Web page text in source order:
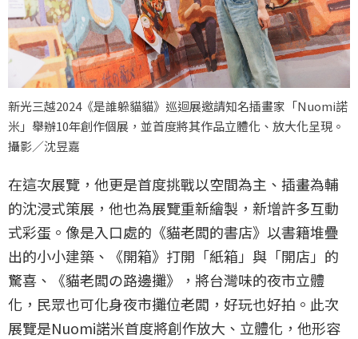
新光三越2024《是誰躲貓貓》巡迴展邀請知名插畫家「Nuomi諾
米」舉辦10年創作個展，並首度將其作品立體化、放大化呈現。
攝影／沈昱嘉
在這次展覽，他更是首度挑戰以空間為主、插畫為輔
的沈浸式策展，他也為展覽重新繪製，新增許多互動
式彩蛋。像是入口處的《貓老闆的書店》以書籍堆疊
出的小小建築、《開箱》打開「紙箱」與「開店」的
驚喜、《貓老闆の路邊攤》，將台灣味的夜市立體
化，民眾也可化身夜市攤位老闆，好玩也好拍。此次
展覽是Nuomi諾米首度將創作放大、立體化，他形容